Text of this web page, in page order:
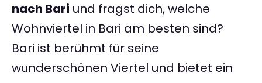
nach Bari und fragst dich, welche
Wohnviertel in Bari am besten sind?
Bari ist berühmt für seine
wunderschönen Viertel und bietet ein